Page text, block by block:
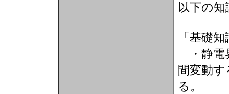
以下の
「基礎
・静電
間変動
る。